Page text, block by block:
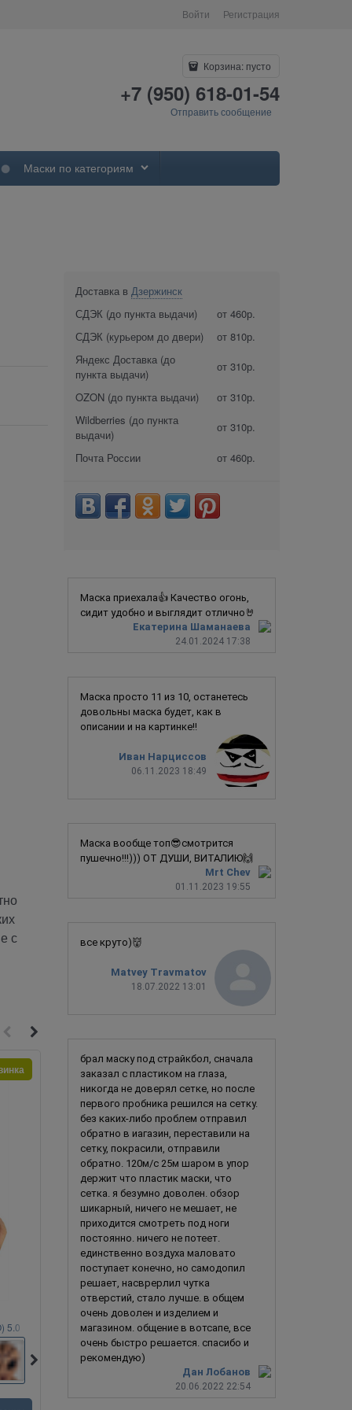
Войти Регистрация
Корзина: пусто
+7 (950) 618-01-54
Отправить сообщение
Маски по категориям
с
5.0 Инопланетянин / Пришелец (НЛО) 7.0
Доставка в Дзержинск
СДЭК (до пункта выдачи)
от 460р.
СДЭК (курьером до двери)
от 810р.
Яндекс Доставка (до
пункта выдачи)
от 310р.
OZON (до пункта выдачи)
от 310р.
Wildberries (до пункта
выдачи)
от 310р.
Почта России от 460р.
Екатерина Шаманаева
24.01.2024 17:38
Маска приехала👍 Качество огонь,
сидит удобно и выглядит отлично🤘
Иван Нарциссов
06.11.2023 18:49
Маска просто 11 из 10, останетесь
довольны маска будет, как в
описании и на картинке!!
Mrt Chev
01.11.2023 19:55
Маска вообще топ😎смотрится
пушечно!!!))) ОТ ДУШИ, ВИТАЛИЮ🙌
Matvey Travmatov
18.07.2022 13:01
все круто)👹
Дан Лобанов
20.06.2022 22:54
брал маску под страйкбол, сначала
заказал с пластиком на глаза,
никогда не доверял сетке, но после
первого пробника решился на сетку.
без каких-либо проблем отправил
обратно в иагазин, переставили на
сетку, покрасили, отправили
обратно. 120м/с 25м шаром в упор
держит что пластик маски, что
сетка. я безумно доволен. обзор
шикарный, ничего не мешает, не
приходится смотреть под ноги
постоянно. ничего не потеет.
единственно воздуха маловато
поступает конечно, но самодопил
решает, насврерлил чутка
отверстий, стало лучше. в общем
очень доволен и изделием и
магазином. общение в вотсапе, все
очень быстро решается. спасибо и
рекомендую)